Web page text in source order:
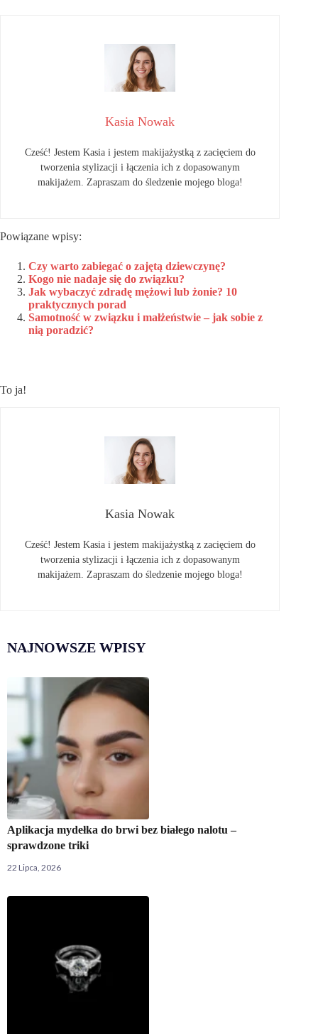
Kasia Nowak
Cześć! Jestem Kasia i jestem makijażystką z zacięciem do
tworzenia stylizacji i łączenia ich z dopasowanym
makijażem. Zapraszam do śledzenie mojego bloga!
Powiązane wpisy:
Czy warto zabiegać o zajętą dziewczynę?
Kogo nie nadaje się do związku?
Jak wybaczyć zdradę mężowi lub żonie? 10
praktycznych porad
Samotność w związku i małżeństwie – jak sobie z
nią poradzić?
To ja!
Kasia Nowak
Cześć! Jestem Kasia i jestem makijażystką z zacięciem do
tworzenia stylizacji i łączenia ich z dopasowanym
makijażem. Zapraszam do śledzenie mojego bloga!
NAJNOWSZE WPISY
Aplikacja mydełka do brwi bez białego nalotu –
sprawdzone triki
22 Lipca, 2026